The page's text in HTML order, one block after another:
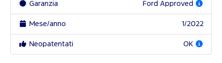
Garanzia Ford Approved
Mese/anno 1/2022
Neopatentati OK